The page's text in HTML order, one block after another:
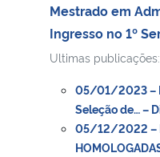
Mestrado em
Ingresso no 1º
Ultimas
05/01/2023 –
Seleção de… –
05/12/2022 –